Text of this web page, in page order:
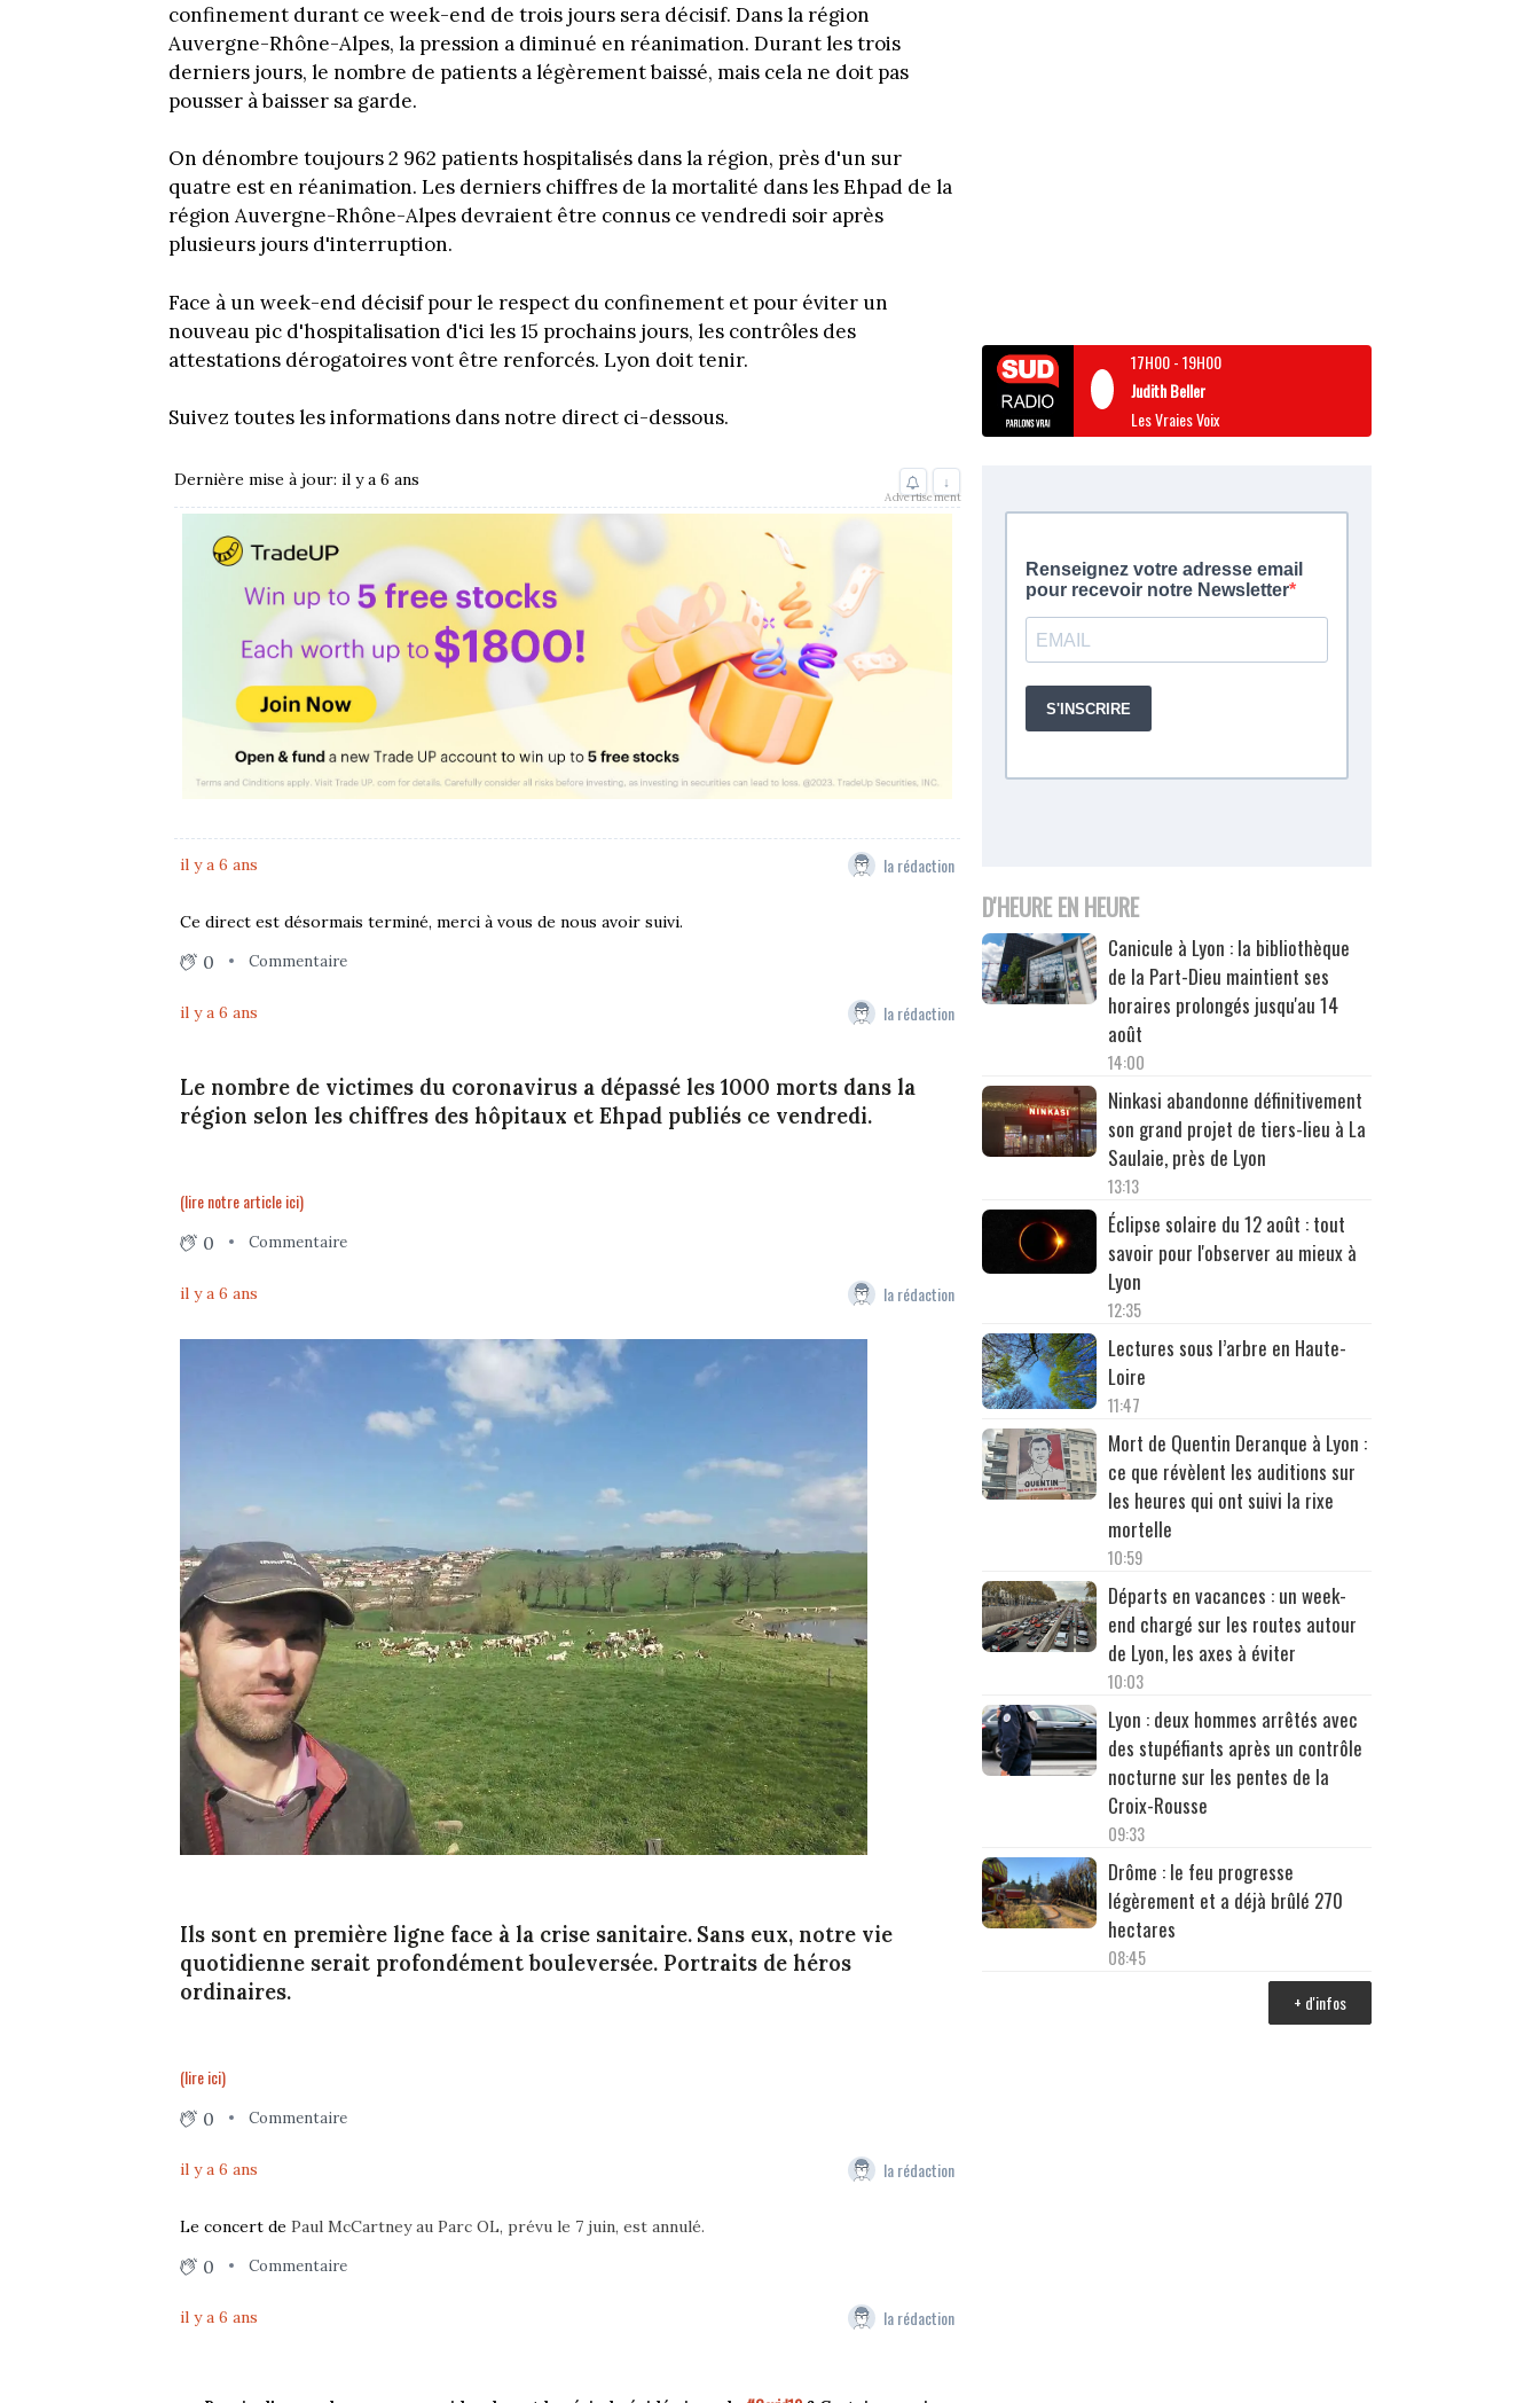
confinement durant ce week-end de trois jours sera décisif. Dans la région
Auvergne-Rhône-Alpes, la pression a diminué en réanimation. Durant les trois
derniers jours, le nombre de patients a légèrement baissé, mais cela ne doit pas
pousser à baisser sa garde.
On dénombre toujours 2 962 patients hospitalisés dans la région, près d'un sur
quatre est en réanimation. Les derniers chiffres de la mortalité dans les Ehpad de la
région Auvergne-Rhône-Alpes devraient être connus ce vendredi soir après
plusieurs jours d'interruption.
Face à un week-end décisif pour le respect du confinement et pour éviter un
nouveau pic d'hospitalisation d'ici les 15 prochains jours, les contrôles des
attestations dérogatoires vont être renforcés. Lyon doit tenir.
Suivez toutes les informations dans notre direct ci-dessous.
Dernière mise à jour: il y a 6 ans ↓
Advertisement
il y a 6 ans la rédaction
Ce direct est désormais terminé, merci à vous de nous avoir suivi.
0 Commentaire
il y a 6 ans la rédaction
Le nombre de victimes du coronavirus a dépassé les 1000 morts dans la
région selon les chiffres des hôpitaux et Ehpad publiés ce vendredi.
(lire notre article ici)
0 Commentaire
il y a 6 ans la rédaction
Ils sont en première ligne face à la crise sanitaire. Sans eux, notre vie
quotidienne serait profondément bouleversée. Portraits de héros
ordinaires.
(lire ici)
0 Commentaire
il y a 6 ans la rédaction
Le concert de Paul McCartney au Parc OL, prévu le 7 juin, est annulé.
0 Commentaire
il y a 6 ans la rédaction
17H00-19H00
Judith Beller
Les Vraies Voix
D'HEURE EN HEURE
Canicule à Lyon : la bibliothèque
de la Part-Dieu maintient ses
horaires prolongés jusqu'au 14
août
14:00
Ninkasi abandonne définitivement
son grand projet de tiers-lieu à La
Saulaie, près de Lyon
13:13
Éclipse solaire du 12 août : tout
savoir pour l'observer au mieux à
Lyon
12:35
Lectures sous l’arbre en Haute-
Loire
11:47
Mort de Quentin Deranque à Lyon :
ce que révèlent les auditions sur
les heures qui ont suivi la rixe
mortelle
10:59
Départs en vacances : un week-
end chargé sur les routes autour
de Lyon, les axes à éviter
10:03
Lyon : deux hommes arrêtés avec
des stupéfiants après un contrôle
nocturne sur les pentes de la
Croix-Rousse
09:33
Drôme : le feu progresse
légèrement et a déjà brûlé 270
hectares
08:45
+ d'infos